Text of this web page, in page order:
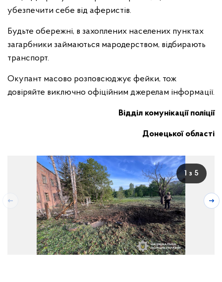
убезпечити себе від аферистів.
Будьте обережні, в захоплених населених пунктах
загарбники займаються мародерством, відбирають
транспорт.
Окупант масово розповсюджує фейки, тож
довіряйте виключно офіційним джерелам інформації.
Відділ комунікації поліції
Донецької області
1 з 5